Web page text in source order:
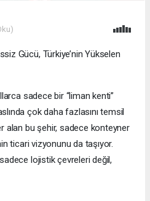
Gücü, Türkiye’nin Yükselen
sadece bir “liman kenti”
çok daha fazlasını temsil
alan bu şehir, sadece konteyner
ticari vizyonunu da taşıyor.
sadece lojistik çevreleri değil,